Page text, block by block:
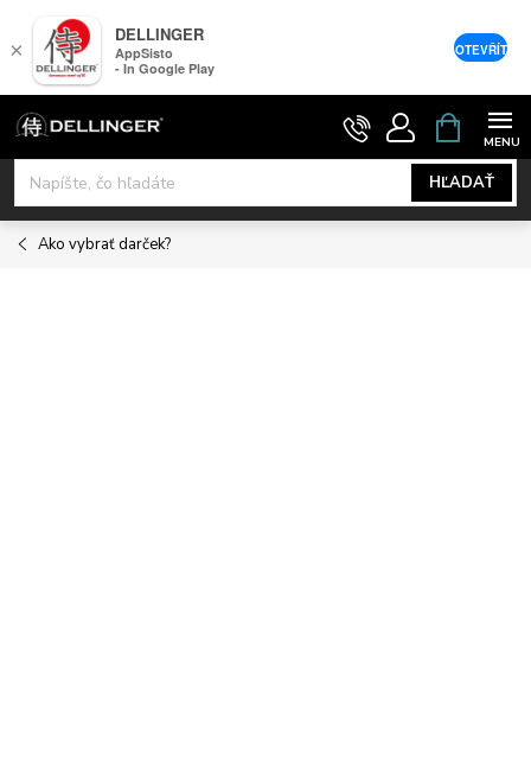
Prejsť
na
obsah
HĽADAŤ
NÁKUPNÝ
KOŠÍK
Ako vybrať darček?
×
DELLINGER
AppSisto
- In Google Play
OTEVŘÍT